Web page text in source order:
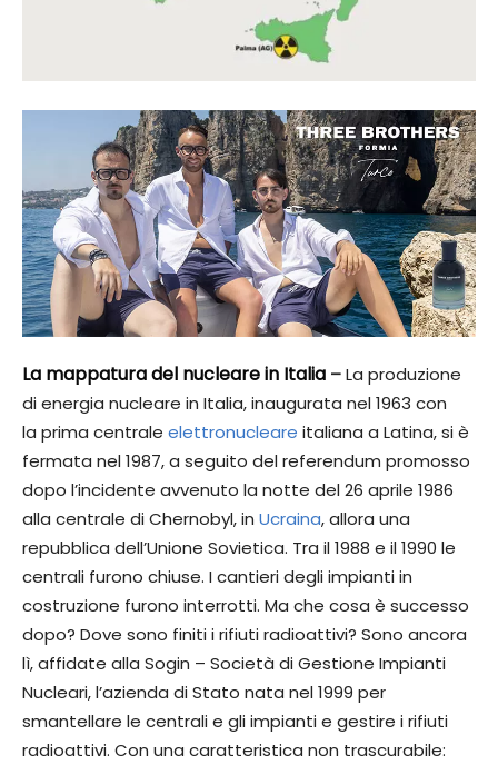
La mappatura del nucleare in Italia –La produzione
di energia nucleare in Italia, inaugurata nel 1963 con
la prima centrale elettronucleare italiana a Latina, si è
fermata nel 1987, a seguito del referendum promosso
dopo l’incidente avvenuto la notte del 26 aprile 1986
alla centrale di Chernobyl, in Ucraina, allora una
repubblica dell’Unione Sovietica. Tra il 1988 e il 1990 le
centrali furono chiuse. I cantieri degli impianti in
costruzione furono interrotti. Ma che cosa è successo
dopo? Dove sono finiti i rifiuti radioattivi? Sono ancora
lì, affidate alla Sogin – Società di Gestione Impianti
Nucleari, l’azienda di Stato nata nel 1999 per
smantellare le centrali e gli impianti e gestire i rifiuti
radioattivi. Con una caratteristica non trascurabile: